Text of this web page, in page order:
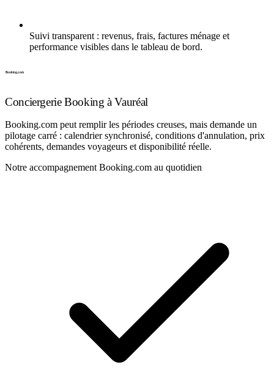
Suivi transparent : revenus, frais, factures ménage et
performance visibles dans le tableau de bord.
Conciergerie Booking à Vauréal
Booking.com peut remplir les périodes creuses, mais demande un
pilotage carré : calendrier synchronisé, conditions d'annulation, prix
cohérents, demandes voyageurs et disponibilité réelle.
Notre accompagnement Booking.com au quotidien